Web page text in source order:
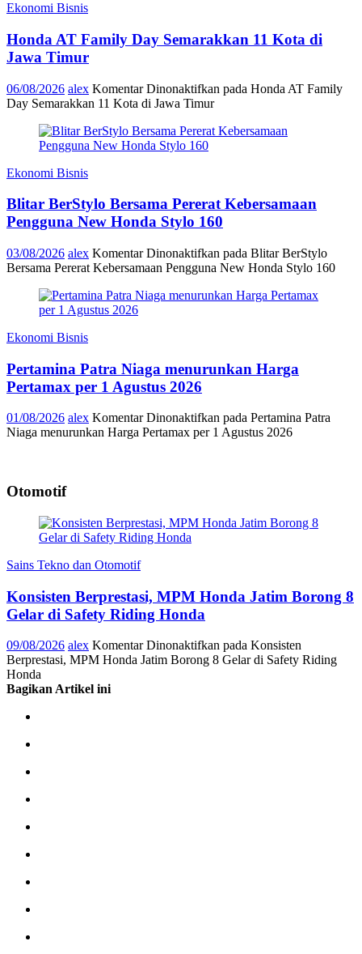
Ekonomi Bisnis
Honda AT Family Day Semarakkan 11 Kota di
Jawa Timur
06/08/2026 alex Komentar Dinonaktifkan pada Honda AT Family
Day Semarakkan 11 Kota di Jawa Timur
Ekonomi Bisnis
Blitar BerStylo Bersama Pererat Kebersamaan
Pengguna New Honda Stylo 160
03/08/2026 alex Komentar Dinonaktifkan pada Blitar BerStylo
Bersama Pererat Kebersamaan Pengguna New Honda Stylo 160
Ekonomi Bisnis
Pertamina Patra Niaga menurunkan Harga
Pertamax per 1 Agustus 2026
01/08/2026 alex Komentar Dinonaktifkan pada Pertamina Patra
Niaga menurunkan Harga Pertamax per 1 Agustus 2026
Otomotif
Sains Tekno dan Otomotif
Konsisten Berprestasi, MPM Honda Jatim Borong 8
Gelar di Safety Riding Honda
09/08/2026 alex Komentar Dinonaktifkan pada Konsisten
Berprestasi, MPM Honda Jatim Borong 8 Gelar di Safety Riding
Honda
Bagikan Artikel ini